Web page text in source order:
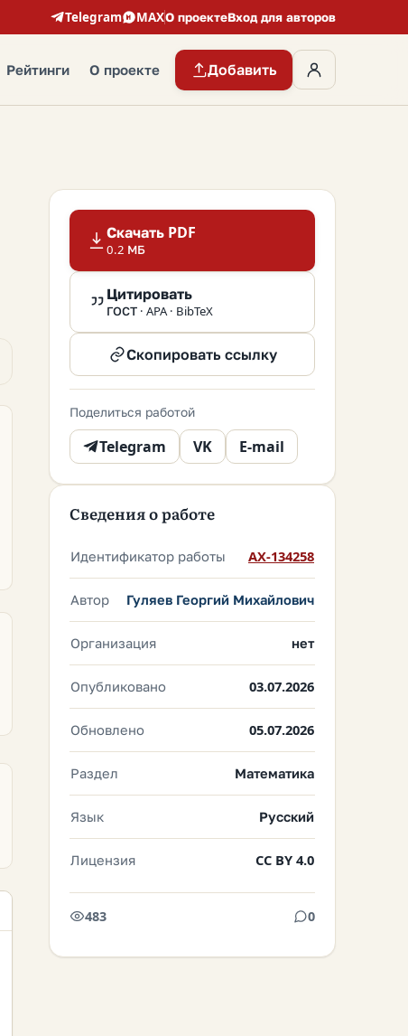
Telegram MAXО проектеВход для авторов
Рейтинги О проекте Добавить
Скачать PDF
0.2 МБ
Цитировать
ГОСТ · APA · BibTeX
Скопировать ссылку
Поделиться работой
Telegram VK E-mail
Сведения о работе
Идентификатор работы AX-134258
Автор Гуляев Георгий Михайлович
Организация нет
Опубликовано 03.07.2026
Обновлено 05.07.2026
Раздел Математика
Язык Русский
Лицензия CC BY 4.0
483 0